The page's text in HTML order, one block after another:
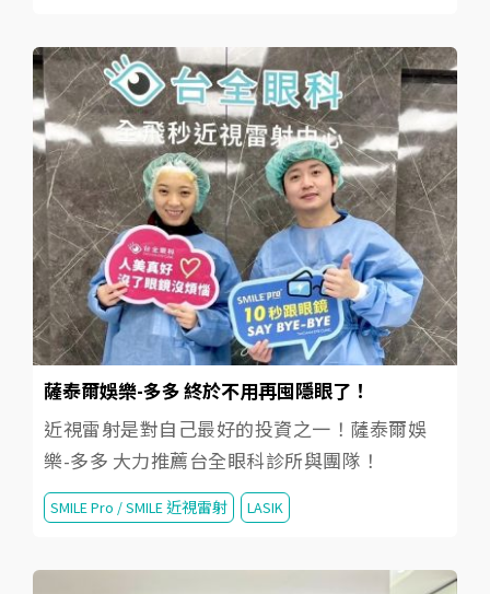
薩泰爾娛樂-多多 終於不用再囤隱眼了！
近視雷射是對自己最好的投資之一！薩泰爾娛
樂-多多 大力推薦台全眼科診所與團隊！
SMILE Pro / SMILE 近視雷射 LASIK